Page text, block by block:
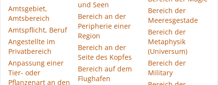
Amtsgebiet,
Amtsbereich
Amtspflicht, Beruf
Angestellte im
Privatbereich
Anpassung einer
Tier- oder
Pflanzenart an den
und Seen
Bereich an der
Peripherie einer
Region
Bereich an der
Seite des Kopfes
Bereich auf dem
Flughafen
Bereich der
Meeresgestade
Bereich der
Metaphysik
(Universum)
Bereich der
Military